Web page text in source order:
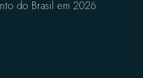
do Brasil em 2026